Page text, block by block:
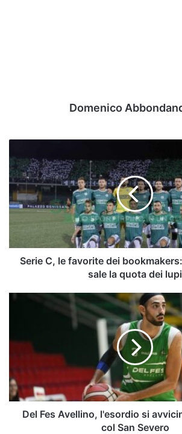
Domenico
C,
le
favorite
dei
bookmakers:
pole,
saleSerie C, le favorite dei
sale la quota dei lupi
Del
sabato
test
col
Del Fes Avellino, l'esordio si
col San Severo